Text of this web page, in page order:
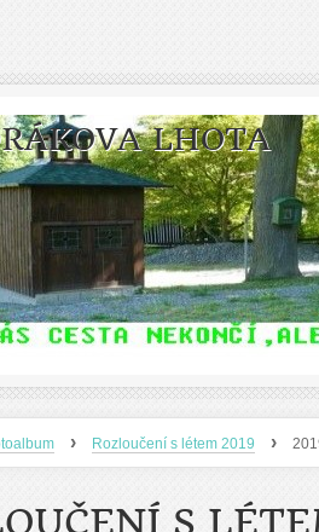
LHOTA
› Rozloučení s létem 2019 ›
S